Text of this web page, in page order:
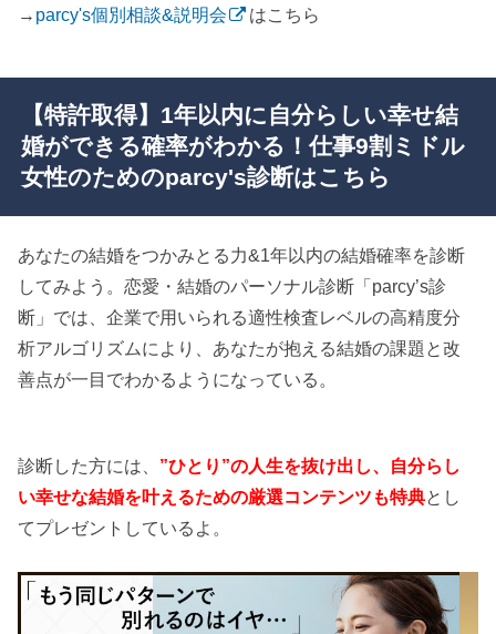
→ parcy's個別相談&説明会 はこちら
【特許取得】1年以内に自分らしい幸せ結
婚ができる確率がわかる！仕事9割ミドル
女性のためのparcy's診断はこちら
あなたの結婚をつかみとる力&1年以内の結婚確率を診断
してみよう。恋愛・結婚のパーソナル診断「parcy’s診
断」では、企業で用いられる適性検査レベルの高精度分
析アルゴリズムにより、あなたが抱える結婚の課題と改
善点が一目でわかるようになっている。
診断した方には、 ”ひとり”の人生を抜け出し、自分らし
い幸せな結婚を叶えるための厳選コンテンツも特典とし
てプレゼントしているよ。